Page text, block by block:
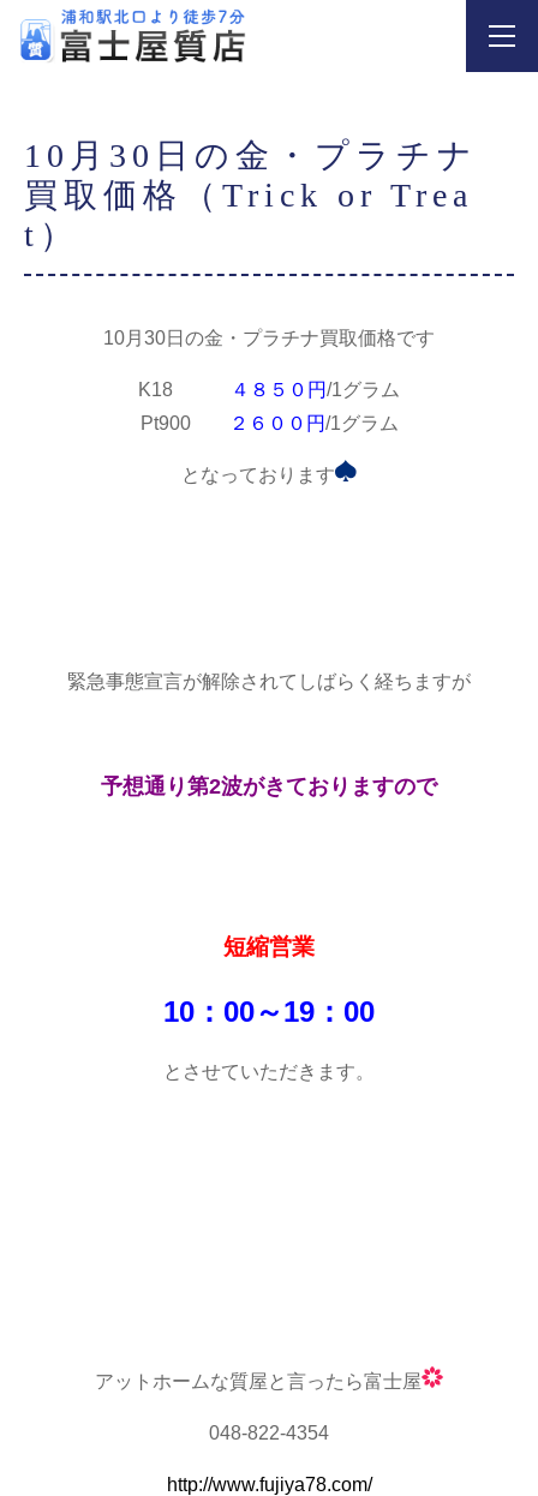
10月30日の金・プラチナ
買取価格（Trick or Trea
t）
10月30日の金・プラチナ買取価格です
K18 ４８５０円/1グラム
Pt900
２６００円/1グラム
となっております
緊急事態宣言が解除されてしばらく経ちますが
予想通り第2波がきておりますので
短縮営業
10：00～19：00
とさせていただきます。
アットホームな質屋と言ったら富士屋
048-822-4354
http://www.fujiya78.com/